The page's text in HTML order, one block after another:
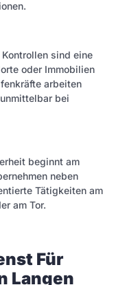
sind eine
oder Immobilien
arbeiten
bei
beginnt am
neben
Tätigkeiten am
am Tor.
Für
Langen